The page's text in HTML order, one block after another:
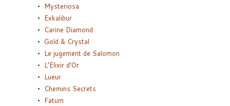
Mysteriosa
Exkalibur
Carine Diamond
Gold & Crystal
Le jugement de Salomon
L’Elixir d’Or
Lueur
Chemins Secrets
Fatum